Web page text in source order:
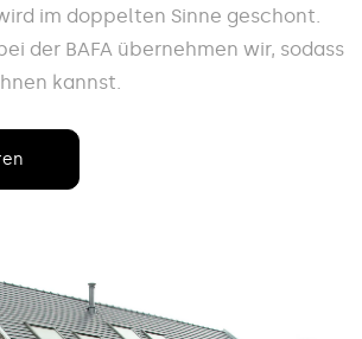
im doppelten Sinne geschont.
der BAFA übernehmen wir, sodass
kannst.